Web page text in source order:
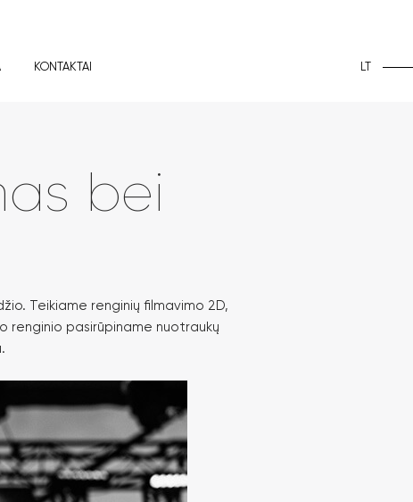
KONTAKTAI LT
bei
Teikiame renginių filmavimo 2D,
renginio pasirūpiname nuotraukų